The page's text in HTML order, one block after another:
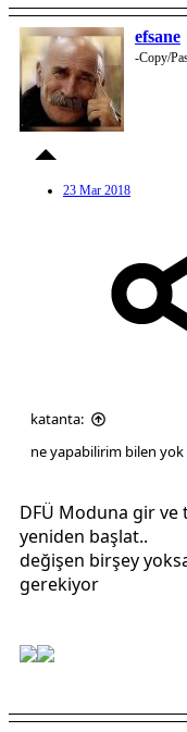
efsane
-Copy/
23 Mar 2018
katanta:
ne yapabilirim bilen yok
DFÜ Moduna gir ve
yeniden başlat..
değişen birşey
gerekiyor